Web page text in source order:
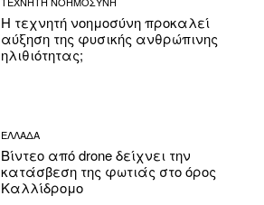
Η τεχνητή νοημοσύνη προκαλεί
αύξηση της φυσικής ανθρώπινης
ηλιθιότητας;
ΕΛΛΑΔΑ
Βίντεο από drone δείχνει την
κατάσβεση της φωτιάς στο όρος
Καλλίδρομο